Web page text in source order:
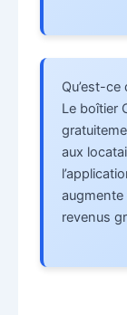
Qu’est-
Le boîtier
aux
revenus